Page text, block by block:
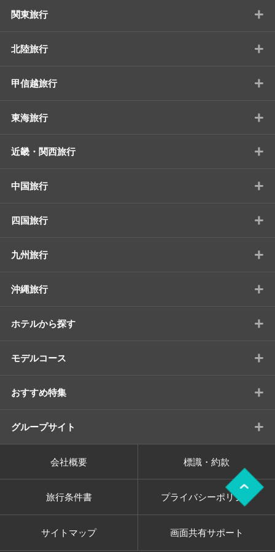
関東旅行 +
北陸旅行 +
甲信越旅行 +
東海旅行 +
近畿・関西旅行 +
中国旅行 +
四国旅行 +
九州旅行 +
沖縄旅行 +
ホテルから探す +
モデルコース +
おすすめ特集 +
グループサイト +
会社概要 標識・約款
旅行条件書 プライバシーポリシー
サイトマップ 画面共有サポート